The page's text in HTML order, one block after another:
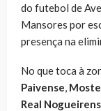
do futebol de
Mansores por
presença na
No que toca à
Paivense,
Real